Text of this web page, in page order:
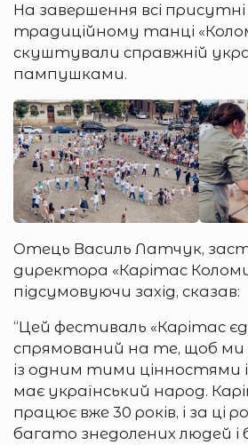
На завершення всі присутні
традиційному танці
скуштували справжній
пампушками.
Отець Василь Латчук,
директора «Карітас
підсумовуючи захід, сказав:
“Цей фестиваль «Карітас
спрямований на те, щоб ми
із одним тими цінностями
має український народ.
працює вже 30 років, і за ці
багато знедолених людей і